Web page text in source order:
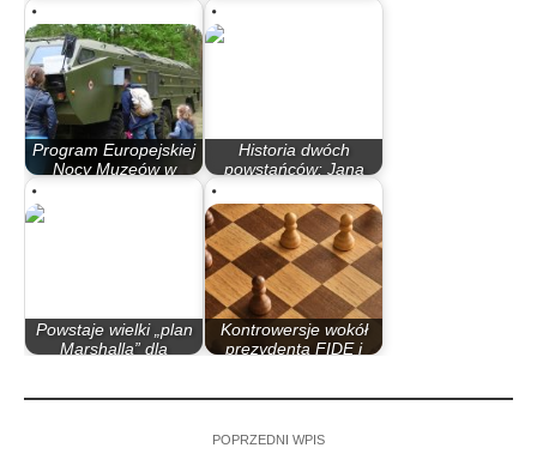
Program Europejskiej
Nocy Muzeów w
Historia dwóch
powstańców: Jana
Gralaka i Jana Kujawy
Powstaje wielki „plan
Marshalla” dla
Kontrowersje wokół
prezydenta FIDE i
POPRZEDNI WPIS